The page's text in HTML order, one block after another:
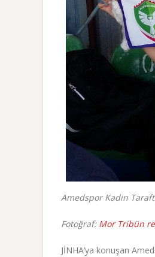
Amedspor Kadın
Fotoğraf: Mor Tribün
JİNHA’ya konuşan